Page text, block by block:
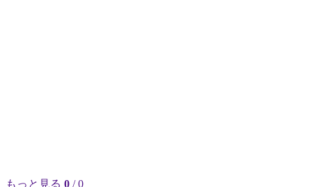
もっと見る 0 / 0